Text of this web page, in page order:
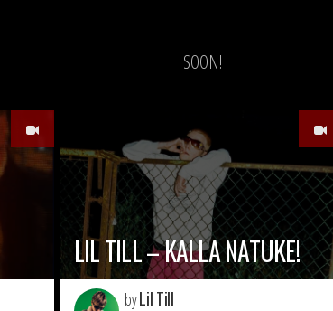
SOON!
LIL TILL – KALLA NATUKE!
byLil Till